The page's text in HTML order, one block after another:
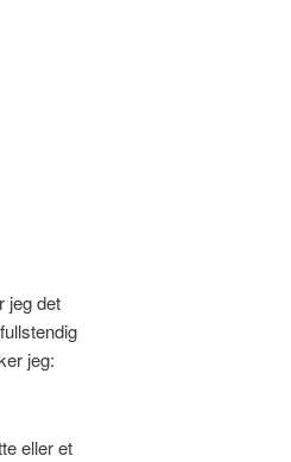
jeg det
jeg:
eller et